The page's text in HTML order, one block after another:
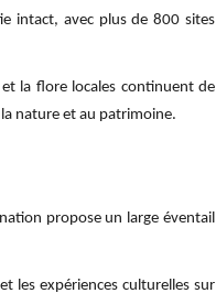
intact, avec plus de 800 sites
la flore locales continuent de
nature et au patrimoine.
propose un large éventail
les expériences culturelles sur